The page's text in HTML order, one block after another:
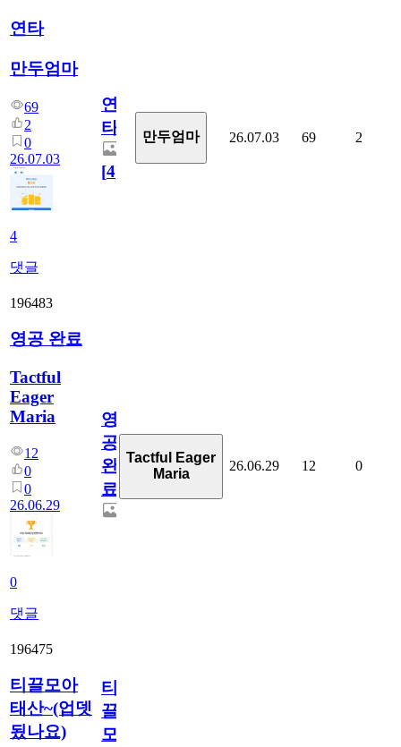
연타
만두엄마
69
2
0
26.07.03
4
댓글
연
타
[4]
만두엄마 26.07.03 69 2
196483
영공 완료
Tactful
Eager
Maria
12
0
0
26.06.29
0
댓글
영
공
완
료
Tactful Eager
Maria
26.06.29 12 0
196475
티끌모아
태산~(업뎃
됬나요)
티
끌
모